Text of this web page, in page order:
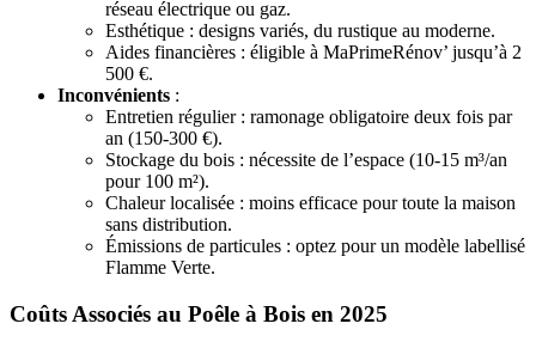
réseau électrique ou gaz.
Esthétique : designs variés, du rustique au moderne.
Aides financières : éligible à MaPrimeRénov’ jusqu’à 2
500 €.
Inconvénients :
Entretien régulier : ramonage obligatoire deux fois par
an (150-300 €).
Stockage du bois : nécessite de l’espace (10-15 m³/an
pour 100 m²).
Chaleur localisée : moins efficace pour toute la maison
sans distribution.
Émissions de particules : optez pour un modèle labellisé
Flamme Verte.
Coûts Associés au Poêle à Bois en 2025